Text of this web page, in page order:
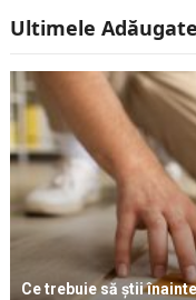
Ultimele Adăugate
Ce trebuie să știi